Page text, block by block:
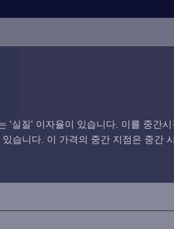
'실질' 이자율이 있습니다. 이를 중간시
습니다. 이 가격의 중간 지점은 중간